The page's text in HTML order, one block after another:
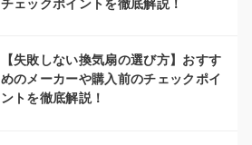
チェックポイントを徹底解説！
【失敗しない換気扇の選び方】おすす
めのメーカーや購入前のチェックポイ
ントを徹底解説！